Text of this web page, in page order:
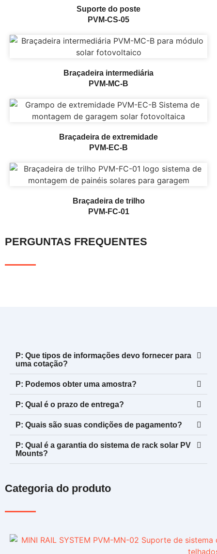
Suporte do poste
PVM-CS-05
Braçadeira intermediária
PVM-MC-B
Braçadeira de extremidade
PVM-EC-B
Braçadeira de trilho
PVM-FC-01
PERGUNTAS FREQUENTES
P: Que tipos de informações devo fornecer para
uma cotação?
P: Podemos obter uma amostra?
P: Qual é o prazo de entrega?
P: Quais são suas condições de pagamento?
P: Qual é a garantia do sistema de rack solar PV
Mounts?
Categoria do produto